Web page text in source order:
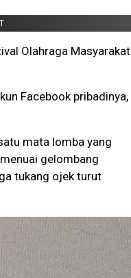
Olahraga Masyarakat
Facebook pribadinya,
mata lomba yang
gelombang
tukang ojek turut